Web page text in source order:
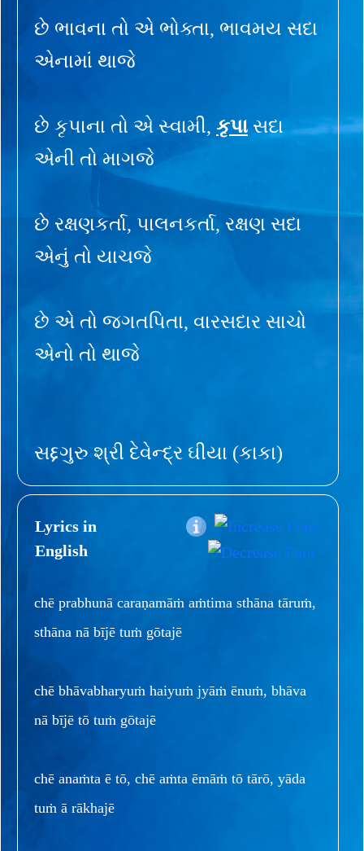
છે ભાવના તો એ ભોક્તા, ભાવમય સદા
એનામાં થાજે
છે કૃપાના તો એ સ્વામી, કૃપા સદા
એની તો માગજે
છે રક્ષણકર્તા, પાલનકર્તા, રક્ષણ સદા
એનું તો યાચજે
છે એ તો જગતપિતા, વારસદાર સાચો
એનો તો થાજે
સદ્દગુરુ શ્રી દેવેન્દ્ર ઘીયા (કાકા)
Lyrics in
English
chē prabhunā caraṇamāṁ aṁtima sthāna tāruṁ,
sthāna nā bījē tuṁ gōtajē
chē bhāvabharyuṁ haiyuṁ jyāṁ ēnuṁ, bhāva
nā bījē tō tuṁ gōtajē
chē anaṁta ē tō, chē aṁta ēmāṁ tō tārō, yāda
tuṁ ā rākhajē